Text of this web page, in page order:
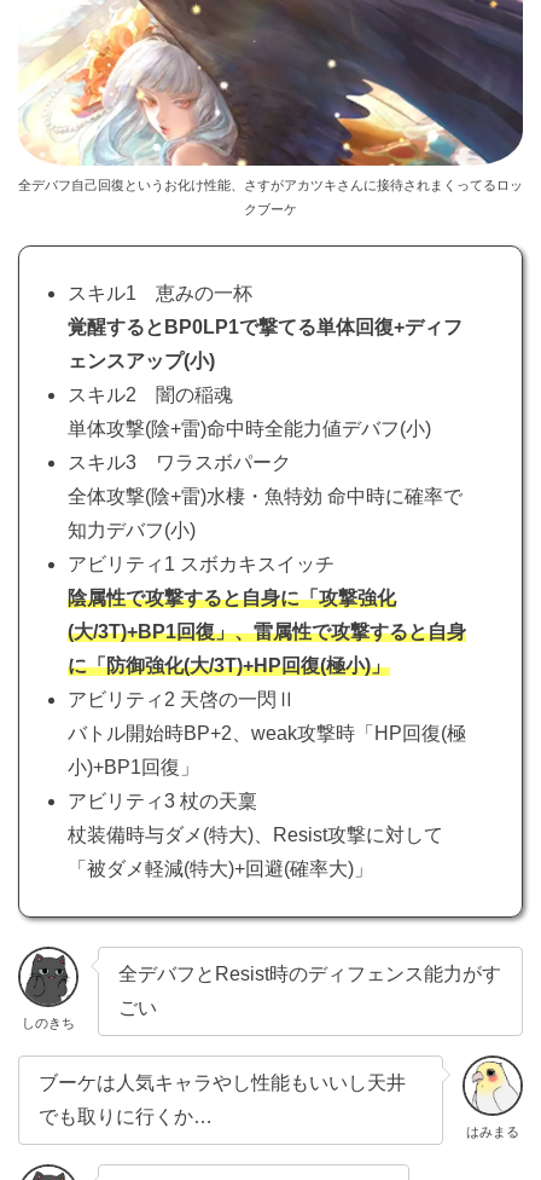
全デバフ自己回復というお化け性能、さすがアカツキさんに接待されまくってるロッ
クブーケ
スキル1 恵みの一杯
覚醒するとBP0LP1で撃てる単体回復+ディフ
ェンスアップ(小)
スキル2 闇の稲魂
単体攻撃(陰+雷)命中時全能力値デバフ(小)
スキル3 ワラスボパーク
全体攻撃(陰+雷)水棲・魚特効 命中時に確率で
知力デバフ(小)
アビリティ1 スボカキスイッチ
陰属性で攻撃すると自身に「攻撃強化
(大/3T)+BP1回復」、雷属性で攻撃すると自身
に「防御強化(大/3T)+HP回復(極小)」
アビリティ2 天啓の一閃Ⅱ
バトル開始時BP+2、weak攻撃時「HP回復(極
小)+BP1回復」
アビリティ3 杖の天稟
杖装備時与ダメ(特大)、Resist攻撃に対して
「被ダメ軽減(特大)+回避(確率大)」
しのきち
全デバフとResist時のディフェンス能力がす
ごい
はみまる
ブーケは人気キャラやし性能もいいし天井
でも取りに行くか…